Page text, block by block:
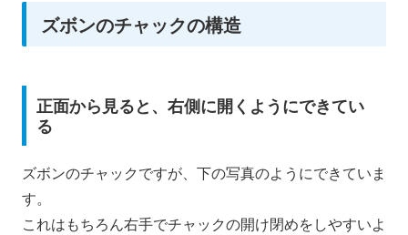
ズボンのチャックの構造
正面から見ると、右側に開くようにできてい
る
ズボンのチャックですが、下の写真のようにできていま
す。
これはもちろん右手でチャックの開け閉めをしやすいよ